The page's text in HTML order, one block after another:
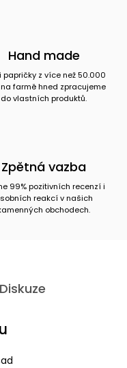
Hand made
papričky z více než 50.000
farmě hned zpracujeme
do vlastních produktů.
Zpětná vazba
99% pozitivních recenzí i
reakcí v našich
obchodech.
Diskuze